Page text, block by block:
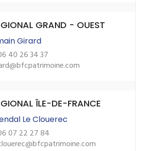
GRAND - OUEST
Girard
40 26 34 37
ÎLE-DE-FRANCE
Le Clouerec
07 22 27 84